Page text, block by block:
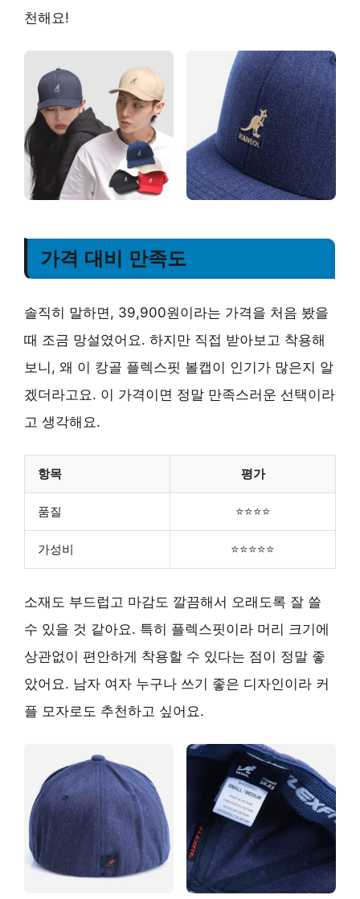
천해요!
가격 대비 만족도
솔직히 말하면, 39,900원이라는 가격을 처음 봤을
때 조금 망설였어요. 하지만 직접 받아보고 착용해
보니, 왜 이 캉골 플렉스핏 볼캡이 인기가 많은지 알
겠더라고요. 이 가격이면 정말 만족스러운 선택이라
고 생각해요.
항목 평가
품질 ⭐⭐⭐⭐
가성비 ⭐⭐⭐⭐⭐
소재도 부드럽고 마감도 깔끔해서 오래도록 잘 쓸
수 있을 것 같아요. 특히 플렉스핏이라 머리 크기에
상관없이 편안하게 착용할 수 있다는 점이 정말 좋
았어요. 남자 여자 누구나 쓰기 좋은 디자인이라 커
플 모자로도 추천하고 싶어요.